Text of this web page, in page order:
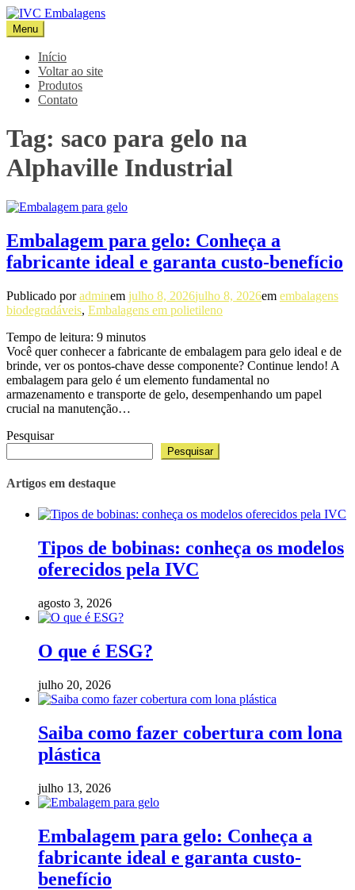
Pular
para
o
conteúdo
IVC Embalagens
Blog IVC
Menu
Início
Voltar ao site
Produtos
Contato
Tag: saco para gelo na
Alphaville Industrial
Embalagem para gelo: Conheça a
fabricante ideal e garanta custo-benefício
Publicado poradminem julho 8, 2026julho 8, 2026em embalagens
biodegradáveis, Embalagens em polietileno
Tempo de leitura: 9 minutos
Você quer conhecer a fabricante de embalagem para gelo ideal e de
brinde, ver os pontos-chave desse componente? Continue lendo! A
embalagem para gelo é um elemento fundamental no
armazenamento e transporte de gelo, desempenhando um papel
crucial na manutenção…
Pesquisar
Pesquisar
Artigos em destaque
Tipos de bobinas: conheça os modelos
oferecidos pela IVC
agosto 3, 2026
O que é ESG?
julho 20, 2026
Saiba como fazer cobertura com lona
plástica
julho 13, 2026
Embalagem para gelo: Conheça a
fabricante ideal e garanta custo-
benefício